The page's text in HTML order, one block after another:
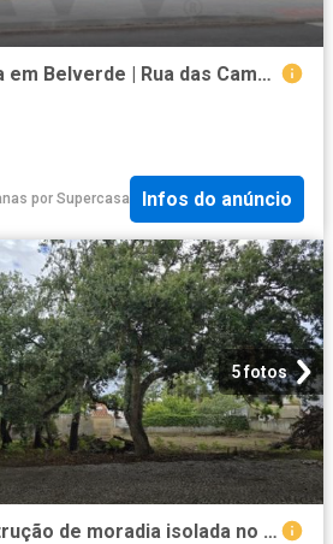
Terreno para venda em Belverde | Rua das Camélias
por Supercasa Infos do anúncio
5 fotos
Terreno para construção de moradia isolada no Alto das Vinhas, Sesimbra